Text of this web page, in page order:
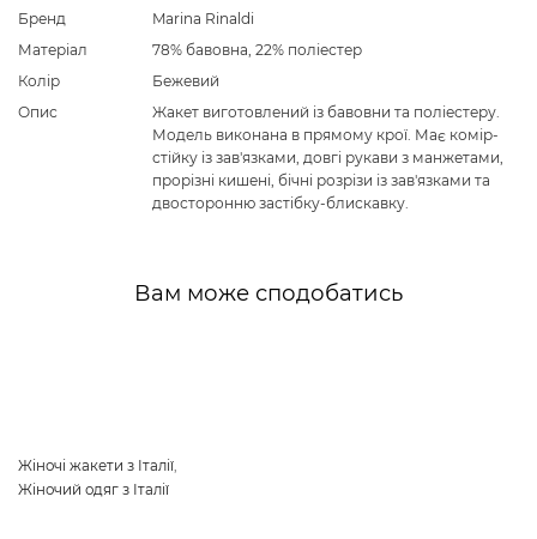
Бренд
Marina Rinaldi
Матеріал
78% бавовна, 22% поліестер
Колір
Бежевий
Опис
Жакет виготовлений із бавовни та поліестеру.
Модель виконана в прямому крої. Має комір-
стійку із зав'язками, довгі рукави з манжетами,
прорізні кишені, бічні розрізи із зав'язками та
двосторонню застібку-блискавку.
Вам може сподобатись
Жіночі жакети з Італії,
Жіночий одяг з Італії